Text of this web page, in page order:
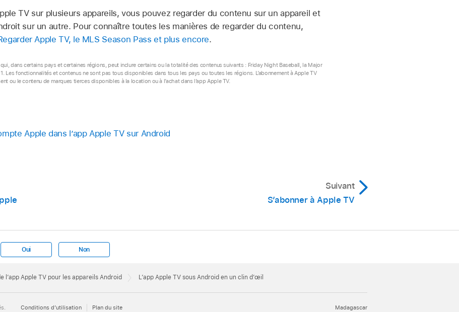
TVsur plusieurs appareils, vous pouvez regarder du contenu sur un appareil et
sur un autre. Pour connaître toutes les manières de regarder du contenu,
Apple TV, le MLS Season Pass et plus encore.
dans certains pays et certaines régions, peut inclure certains ou la totalité des contenus suivants : Friday Night Baseball, la Major
Les fonctionnalités et contenus ne sont pas tous disponibles dans tous les pays ou toutes les régions. L’abonnement à Apple TV
ou le contenu de marques tierces disponibles à la location ou à l’achat dans l’app Apple TV.
Apple dans l’app Apple TVsur Android
Suivant
S’abonner à Apple TV
Oui Non
l’app Apple TV pour les appareils Android L’app Apple TV sous Android en un clin dʼœil
Madagascar
Conditions d’utilisation Plan du site